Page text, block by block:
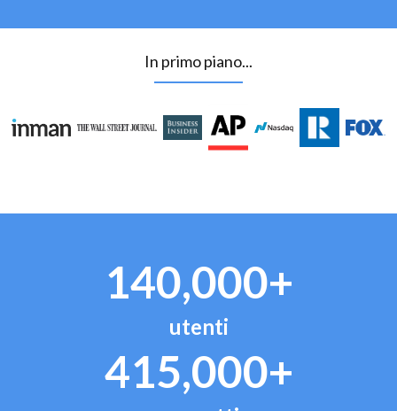
In primo piano...
140,000+
utenti
415,000+